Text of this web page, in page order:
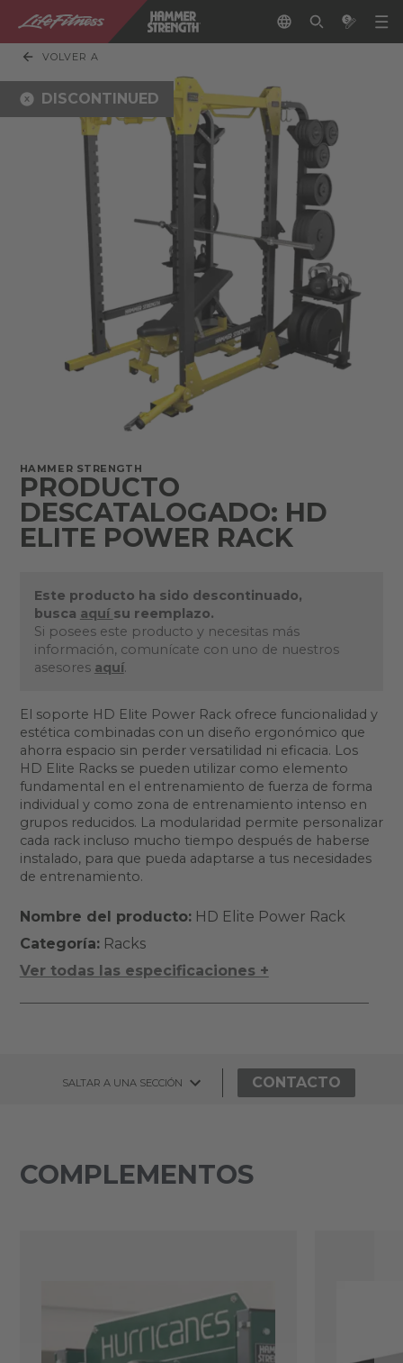
VOLVER A
DISCONTINUED
HAMMER STRENGTH
PRODUCTO
DESCATALOGADO: HD
ELITE POWER RACK
Este producto ha sido descontinuado,
busca aquí su reemplazo.
Si posees este producto y necesitas más
información, comunícate con uno de nuestros
asesores aquí.
El soporte HD Elite Power Rack ofrece funcionalidad y
estética combinadas con un diseño ergonómico que
ahorra espacio sin perder versatilidad ni eficacia. Los
HD Elite Racks se pueden utilizar como elemento
fundamental en el entrenamiento de fuerza de forma
individual y como zona de entrenamiento intenso en
grupos reducidos. La modularidad permite personalizar
cada rack incluso mucho tiempo después de haberse
instalado, para que pueda adaptarse a tus necesidades
de entrenamiento.
Nombre del producto:HD Elite Power Rack
Categoría:Racks
Ver todas las especificaciones +
SALTAR A UNA SECCIÓN CONTACTO
COMPLEMENTOS